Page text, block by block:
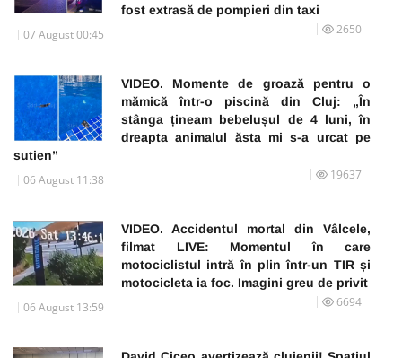
fost extrasă de pompieri din taxi
07 August 00:45 2650
VIDEO. Momente de groază pentru o
mămică într-o piscină din Cluj: „În
stânga țineam bebelușul de 4 luni, în
dreapta animalul ăsta mi s-a urcat pe
sutien”
06 August 11:38 19637
VIDEO. Accidentul mortal din Vâlcele,
filmat LIVE: Momentul în care
motociclistul intră în plin într-un TIR și
motocicleta ia foc. Imagini greu de privit
06 August 13:59 6694